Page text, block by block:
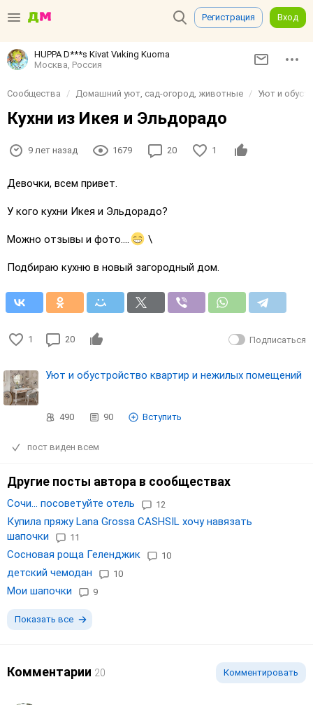
Регистрация Вход
HUPPA D***s Kivat Vиking Kuoma
Москва, Россия
Сообщества Домашний уют, сад-огород, животные Уют и
Кухни из Икея и Эльдорадо
9 лет назад 1679 20 1
Девочки, всем привет.
У кого кухни Икея и Эльдорадо?
Можно отзывы и фото.... \
Подбираю кухню в новый загородный дом.
1 20 Подписаться
Уют и обустройство квартир и нежилых помещений
490 90 Вступить
пост виден всем
Другие посты автора в сообществах
Сочи... посоветуйте отель 12
Купила пряжу Lana Grossa CASHSIL хочу навязать
шапочки
11
Сосновая роща Геленджик 10
детский чемодан 10
Мои шапочки 9
Показать все
Комментарии 20 Комментировать